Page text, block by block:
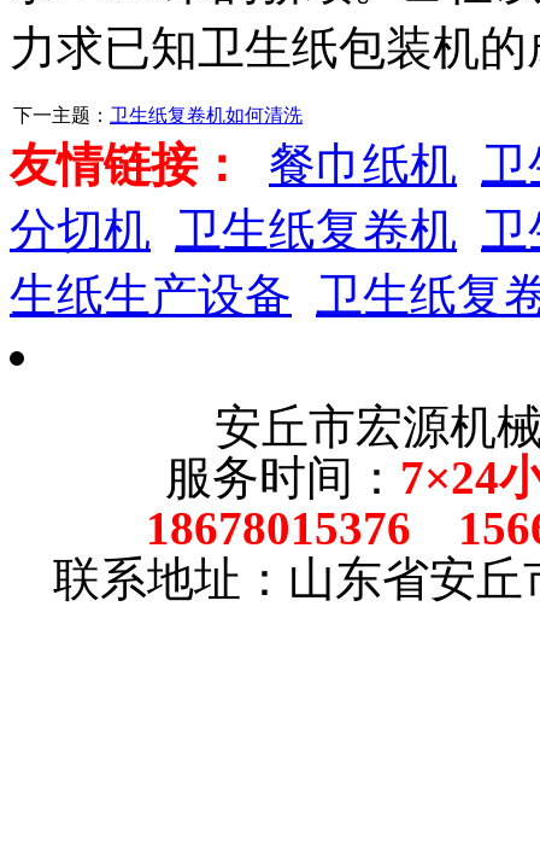
力求已知卫生纸包装机
下一主题： 卫生纸复卷机如何清洗
友情链接： 餐巾纸机
分切机 卫生纸复卷机
生纸生产设备
卫生纸复
安丘市宏源机
服务时间： 7×24
18678015376
联系地址：山东省安